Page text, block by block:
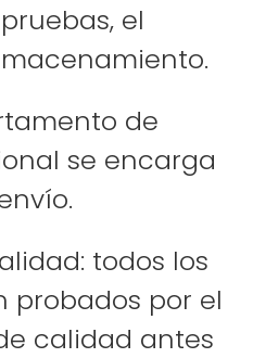
el
de
se encarga
todos los
probados por el
calidad antes